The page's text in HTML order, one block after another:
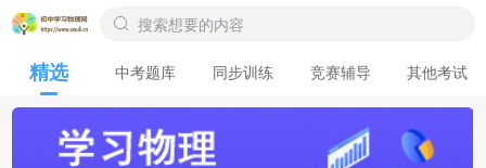
精选 中考题库 同步训练 竞赛辅导 其他考试